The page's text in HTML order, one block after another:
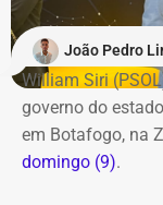
João Pedro
William Siri
governo do
em Botafogo, na
domingo (9).